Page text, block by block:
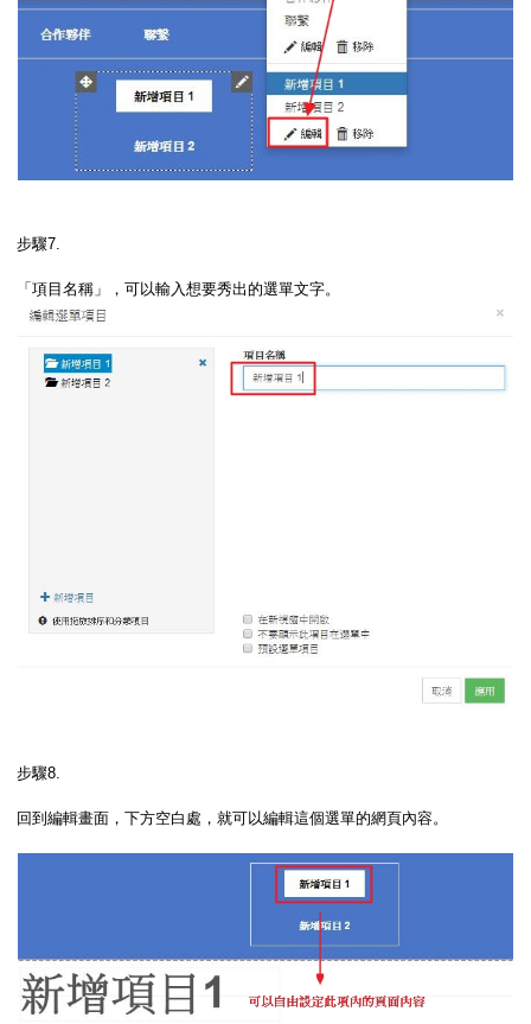
步驟7.
「項目名稱」，可以輸入想要秀出的選單文字。
步驟8.
回到編輯畫面，下方空白處，就可以編輯這個選單的網頁內容。